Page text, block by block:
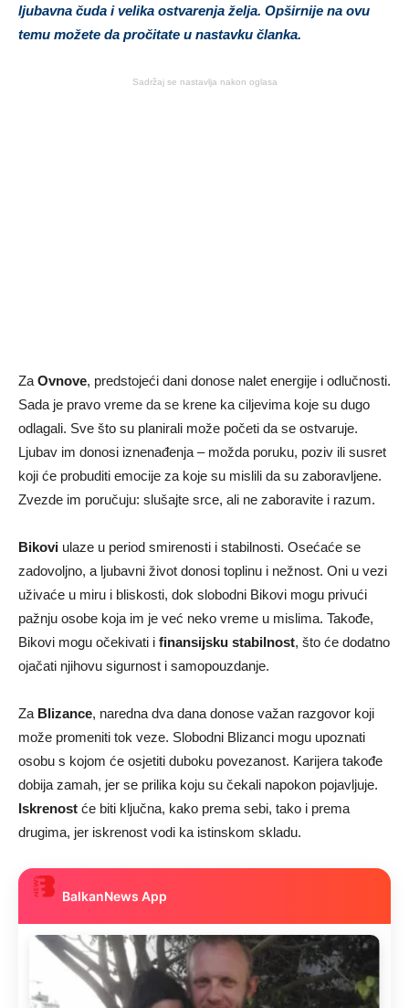
ljubavna čuda i velika ostvarenja želja. Opširnije na ovu
temu možete da pročitate u nastavku članka.
Sadržaj se nastavlja nakon oglasa
Za Ovnove, predstojeći dani donose nalet energije i odlučnosti.
Sada je pravo vreme da se krene ka ciljevima koje su dugo
odlagali. Sve što su planirali može početi da se ostvaruje.
Ljubav im donosi iznenađenja – možda poruku, poziv ili susret
koji će probuditi emocije za koje su mislili da su zaboravljene.
Zvezde im poručuju: slušajte srce, ali ne zaboravite i razum.
Bikovi ulaze u period smirenosti i stabilnosti. Osećaće se
zadovoljno, a ljubavni život donosi toplinu i nežnost. Oni u vezi
uživaće u miru i bliskosti, dok slobodni Bikovi mogu privući
pažnju osobe koja im je već neko vreme u mislima. Takođe,
Bikovi mogu očekivati i finansijsku stabilnost, što će dodatno
ojačati njihovu sigurnost i samopouzdanje.
Za Blizance, naredna dva dana donose važan razgovor koji
može promeniti tok veze. Slobodni Blizanci mogu upoznati
osobu s kojom će osjetiti duboku povezanost. Karijera takođe
dobija zamah, jer se prilika koju su čekali napokon pojavljuje.
Iskrenost će biti ključna, kako prema sebi, tako i prema
drugima, jer iskrenost vodi ka istinskom skladu.
BalkanNews App